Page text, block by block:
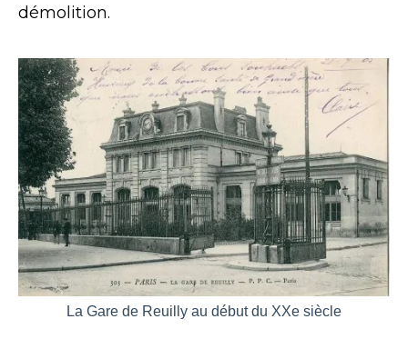
démolition.
La Gare de Reuilly au début du XXe siècle